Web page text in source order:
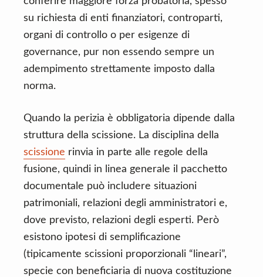
su richiesta di enti finanziatori, controparti,
organi di controllo o per esigenze di
governance, pur non essendo sempre un
adempimento strettamente imposto dalla
norma.
Quando la perizia è obbligatoria dipende dalla
struttura della scissione. La disciplina della
scissione rinvia in parte alle regole della
fusione, quindi in linea generale il pacchetto
documentale può includere situazioni
patrimoniali, relazioni degli amministratori e,
dove previsto, relazioni degli esperti. Però
esistono ipotesi di semplificazione
(tipicamente scissioni proporzionali “lineari”,
specie con beneficiaria di nuova costituzione